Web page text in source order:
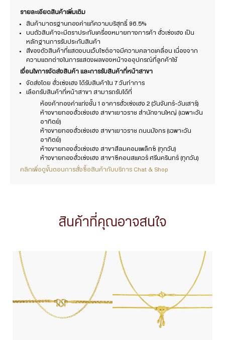
รายละเอียดสินค้าเพิ่มเติม
สินค้ามาตรฐานทองคำแท้ความบริสุทธิ์ 96.5%
บนตัวสินค้าจะมีตราประทับเครื่องหมายทางการค้า ฮั่วเซ่งเฮง เป็น
หลักฐานการรับประกันสินค้า
สีของตัวสินค้าที่แสดงบนเว็บไซต์อาจมีความคลาดเคลื่อน เนื่องจาก
ความแตกต่างในการแสดงผลของหน้าจออุปกรณ์ที่ลูกค้าใช้
เงื่อนไขการจัดส่งสินค้า และการรับสินค้าที่หน้าสาขา
จัดส่งโดย ฮั่วเซ่งเฮง ได้รับสินค้าใน 7 วันทำการ
เลือกรับสินค้าที่หน้าสาขา สามารถรับได้ที่
ห้องค้าทองคำแท่งชั้น 1 อาคารฮั่วเซ่งเฮง 2 (วันจันทร์-วันเสาร์)
ห้างขายทองฮั่วเซ่งเฮง สาขาเยาวราช สำนักงานใหญ่ (เฉพาะวัน
อาทิตย์)
ห้างขายทองฮั่วเซ่งเฮง สาขาเยาวราช ถนนมังกร (เฉพาะวัน
อาทิตย์)
ห้างขายทองฮั่วเซ่งเฮง สาขาสีลมคอมเพล็กซ์ (ทุกวัน)
ห้างขายทองฮั่วเซ่งเฮง สาขาซีคอนสแควร์ ศรีนครินทร์ (ทุกวัน)
คลิกเพื่อดูขั้นตอนการสั่งซื้อสินค้ากับบริการ Chat & Shop
สินค้าที่คุณอาจสนใจ